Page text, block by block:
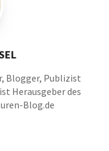
Blogger, Publizist
Herausgeber des
Blog.de